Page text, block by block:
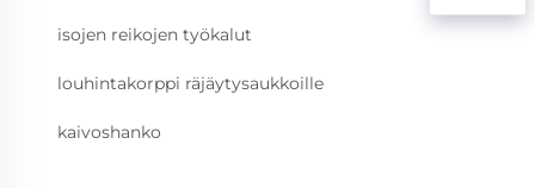
isojen reikojen työkalut
louhintakorppi räjäytysaukkoille
kaivoshanko